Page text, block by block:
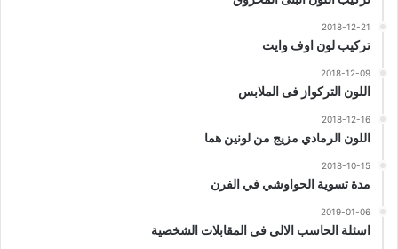
2018-12-21
تركيب لون اوف وايت
2018-12-09
اللون التركواز فى الملابس
2018-12-16
اللون الرمادي مزيج من لونين هما
2018-10-15
مدة تسوية الحواوشي في الفرن
2019-01-06
اسئلة الحاسب الالى فى المقابلات الشخصية